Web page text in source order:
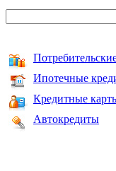
Ипотечные
Кредитные
Автокредиты